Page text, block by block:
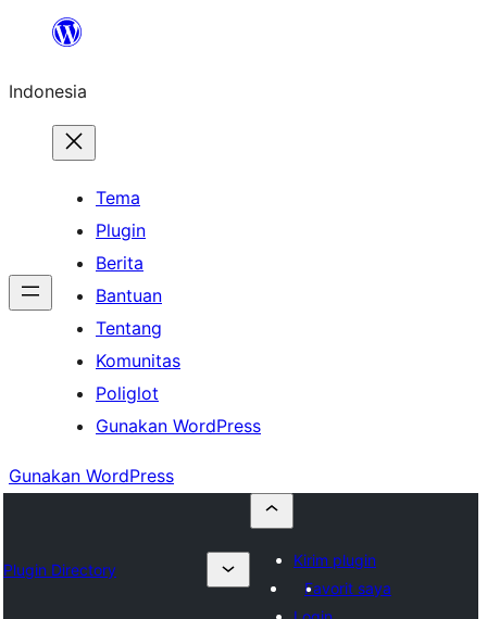
Lewati
konten
Indonesia
Tema
Plugin
Berita
Bantuan
Tentang
Komunitas
Poliglot
Gunakan WordPress
Gunakan WordPress
Plugin Directory
Kirim plugin
Favorit saya